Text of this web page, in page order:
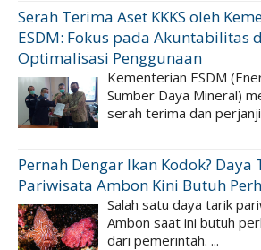
Serah Terima Aset KKKS oleh
ESDM: Fokus pada Akuntabilitas
Optimalisasi Penggunaan
Kementerian ESDM
Sumber Daya Mineral)
serah terima dan
Pernah Dengar Ikan Kodok? Daya
Pariwisata Ambon Kini Butuh
Salah satu daya tarik
Ambon saat ini butuh
dari pemerintah. ...